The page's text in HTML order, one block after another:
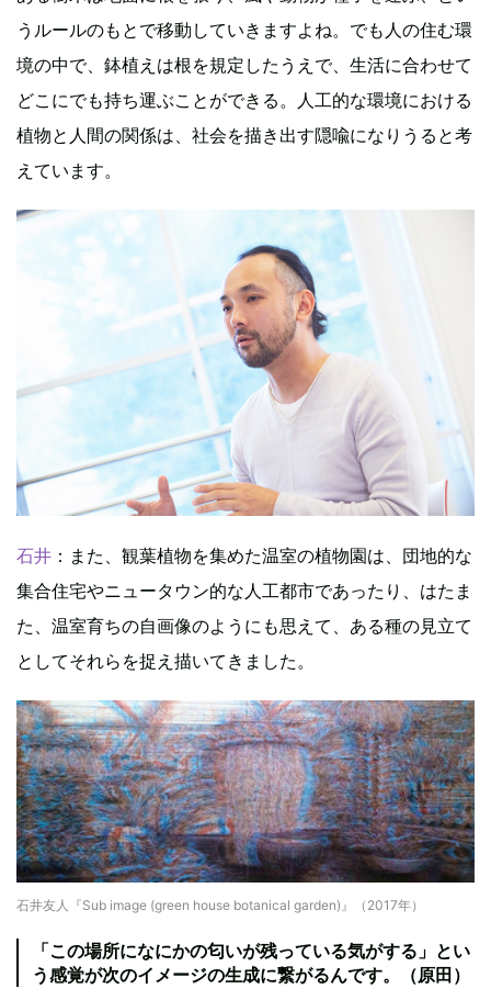
うルールのもとで移動していきますよね。でも人の住む環
境の中で、鉢植えは根を規定したうえで、生活に合わせて
どこにでも持ち運ぶことができる。人工的な環境における
植物と人間の関係は、社会を描き出す隠喩になりうると考
えています。
石井 ：また、観葉植物を集めた温室の植物園は、団地的な
集合住宅やニュータウン的な人工都市であったり、はたま
た、温室育ちの自画像のようにも思えて、ある種の見立て
としてそれらを捉え描いてきました。
石井友人『Sub image (green house botanical garden)』（2017年）
「この場所になにかの匂いが残っている気がする」とい
う感覚が次のイメージの生成に繋がるんです。（原田）